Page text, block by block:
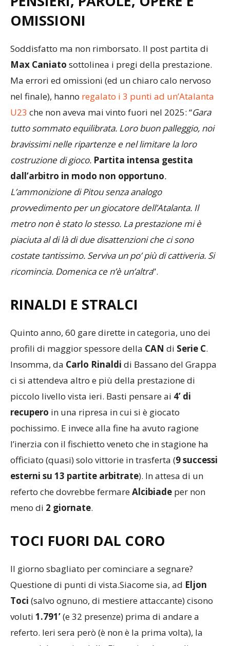
PENSIERI, PAROLE, OPERE E
OMISSIONI
Soddisfatto ma non rimborsato. Il post partita di
sottolinea i pregi della prestazione.
regalato i 3 punti ad un’Atalanta
tutto sommato equilibrata. Loro buon palleggio, noi
bravissimi nelle ripartenze e nel limitare la loro
costruzione di gioco.
Partita intensa gestita
dall’arbitro in modo non opportuno
L’ammonizione di Pitou senza analogo
provvedimento per un giocatore dell’Atalanta. Il
metro non è stato lo stesso. La prestazione mi è
piaciuta al di là di due disattenzioni che ci sono
costate tantissimo. Serviva un po’ più di cattiveria. Si
RINALDI E STRALCI
Quinto anno, 60 gare dirette in categoria, uno dei
profili di maggior spessore della
di Bassano del Grappa
ci si attendeva altro e più della prestazione di
piccolo livello vista ieri. Basti pensare ai
recupero
in una ripresa in cui si è giocato
pochissimo. E invece alla fine ha avuto ragione
l’inerzia con il fischietto veneto che in stagione ha
officiato (quasi) solo vittorie in trasferta (
esterni su 13 partite arbitrate ). In attesa di un
referto che dovrebbe fermare
per non
2 giornate
TOCI FUORI DAL CORO
Il giorno sbagliato per cominciare a segnare?
Questione di punti di vista.Siacome sia, ad
Eljon
(salvo ognuno, di mestiere attaccante) cisono
(e 32 presenze) prima di andare a
referto. Ieri sera però (è non è la prima volta), la